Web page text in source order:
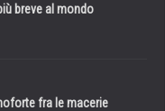
breve al mondo
fra le macerie